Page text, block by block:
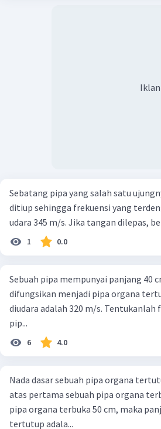
Iklan
Sebatang pipa yang salah satu
ditiup sehingga frekuensi yang
udara 345 m/s. Jika tangan dilepas,
1 0.0
Sebuah pipa mempunyai panjang 40
difungsikan menjadi pipa organa
diudara adalah 320 m/s. Tentukanlah
pip...
6 4.0
Nada dasar sebuah pipa organa
atas pertama sebuah pipa organa
pipa organa terbuka 50 cm, maka
tertutup adala...